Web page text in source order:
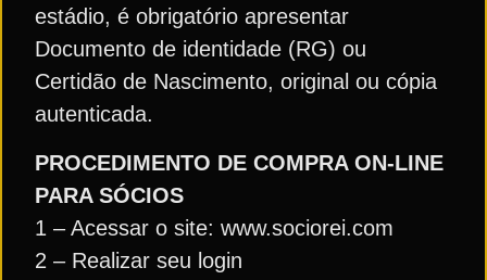
estádio, é obrigatório apresentar
Documento de identidade (RG) ou
Certidão de Nascimento, original ou cópia
autenticada.
PROCEDIMENTO DE COMPRA ON-LINE
PARA SÓCIOS
1 – Acessar o site: www.sociorei.com
2 – Realizar seu login